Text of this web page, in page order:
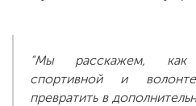
“Мы расскажем, как
спортивной и
превратить в